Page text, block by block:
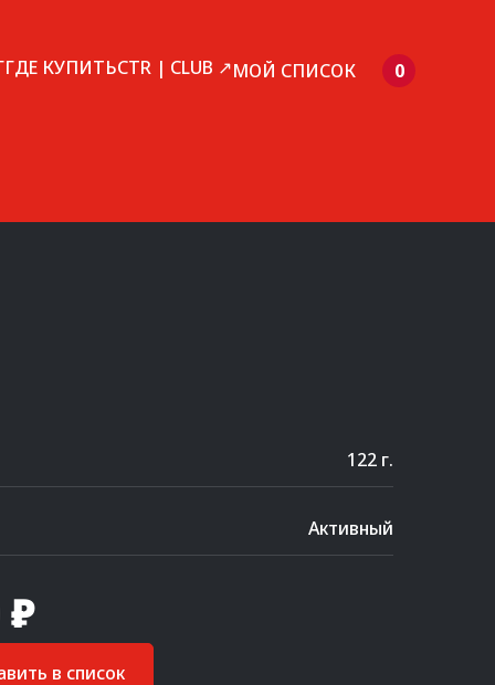
ГДЕ КУПИТЬCTR | CLUB ↗МОЙ СПИСОК 0
122 г.
Активный
₽
в список